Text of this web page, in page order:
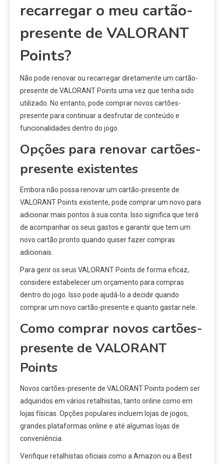
recarregar o meu cartão-
presente de VALORANT
Points?
Não pode renovar ou recarregar diretamente um cartão-
presente de VALORANT Points uma vez que tenha sido
utilizado. No entanto, pode comprar novos cartões-
presente para continuar a desfrutar de conteúdo e
funcionalidades dentro do jogo.
Opções para renovar cartões-
presente existentes
Embora não possa renovar um cartão-presente de
VALORANT Points existente, pode comprar um novo para
adicionar mais pontos à sua conta. Isso significa que terá
de acompanhar os seus gastos e garantir que tem um
novo cartão pronto quando quiser fazer compras
adicionais.
Para gerir os seus VALORANT Points de forma eficaz,
considere estabelecer um orçamento para compras
dentro do jogo. Isso pode ajudá-lo a decidir quando
comprar um novo cartão-presente e quanto gastar nele.
Como comprar novos cartões-
presente de VALORANT
Points
Novos cartões-presente de VALORANT Points podem ser
adquiridos em vários retalhistas, tanto online como em
lojas físicas. Opções populares incluem lojas de jogos,
grandes plataformas online e até algumas lojas de
conveniência.
Verifique retalhistas oficiais como a Amazon ou a Best